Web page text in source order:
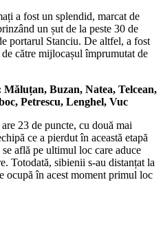
a fost un splendid, marcat de
un șut de la peste 30 de
portarul Stanciu. De altfel, a fost
către mijlocașul împrumutat de
Măluțan, Buzan, Natea, Telcean,
Petrescu, Lenghel, Vuc
23 de puncte, cu două mai
ce a pierdut în această etapă
află pe ultimul loc care aduce
Totodată, sibienii s-au distanțat la
ocupă în acest moment primul loc